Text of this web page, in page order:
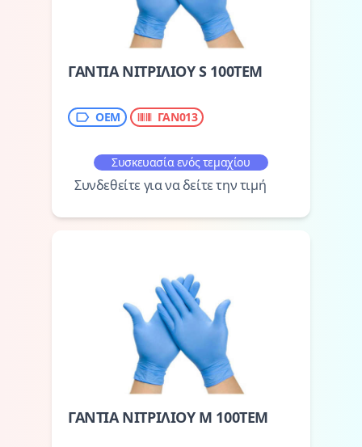
ΓΑΝΤΙΑ ΝΙΤΡΙΛΙΟΥ S 100ΤΕΜ
OEM ΓΑΝ013
Συσκευασία ενός τεμαχίου
Συνδεθείτε για να δείτε την τιμή
ΓΑΝΤΙΑ ΝΙΤΡΙΛΙΟΥ M 100ΤΕΜ